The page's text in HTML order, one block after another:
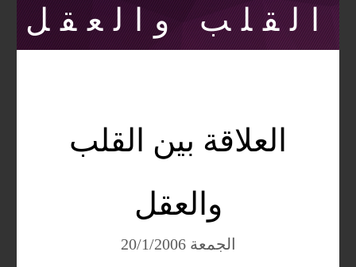
القلب والعقل
العلاقة بين القلب
والعقل
الجمعة 20/1/2006